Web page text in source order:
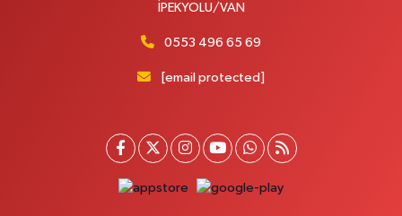
İPEKYOLU/VAN
0553 496 65 69
[email protected]